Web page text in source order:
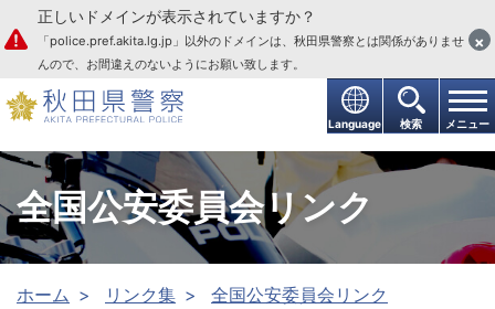
本文へ
Language 検索 メニュー
正しいドメインが表示されていますか？
「police.pref.akita.lg.jp」以外のドメインは、秋田県警察とは関係がありませ
んので、お間違えのないようにお願い致します。
×
全国公安委員会リンク
ホーム リンク集 全国公安委員会リンク